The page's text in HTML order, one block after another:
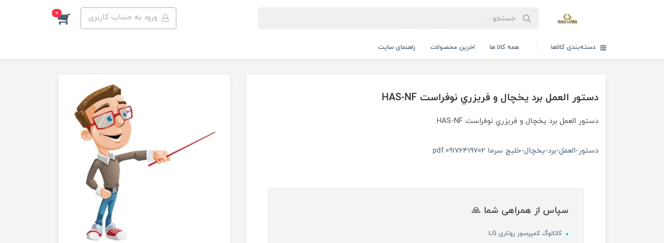
ورود به حساب کاربری 0
دسته‌بندی کالاها همه کالا ها اخرین محصولات راهنمای سایت
دستور العمل برد یخچال و فریزري نوفراست HAS-NF
دستور العمل برد یخچال و فریزري نوفراست HAS-NF
دستور-العمل-برد-یخچال-خلیج سرما 09172419702.pdf
سپاس از همراهی شما 🙏
کاتالوگ کمپرسور روتاری LG